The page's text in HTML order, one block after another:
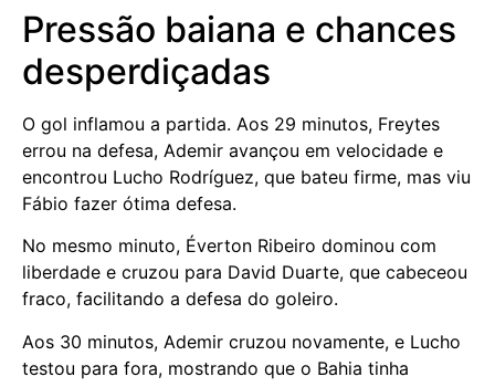
Pressão baiana e chances
desperdiçadas
O gol inflamou a partida. Aos 29 minutos, Freytes
errou na defesa, Ademir avançou em velocidade e
encontrou Lucho Rodríguez, que bateu firme, mas viu
Fábio fazer ótima defesa.
No mesmo minuto, Éverton Ribeiro dominou com
liberdade e cruzou para David Duarte, que cabeceou
fraco, facilitando a defesa do goleiro.
Aos 30 minutos, Ademir cruzou novamente, e Lucho
testou para fora, mostrando que o Bahia tinha